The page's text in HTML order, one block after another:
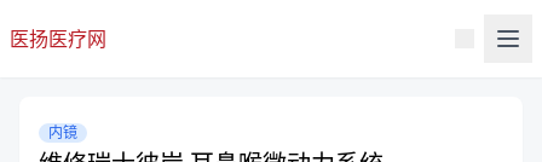
医扬医疗网
内镜